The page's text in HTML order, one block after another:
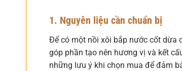
1. Nguyên liệu cần chuẩn bị
Để có một nồi xôi bắp nước cốt dừa
góp phần tạo nên hương vị và kết
những lưu ý khi chọn mua để đảm